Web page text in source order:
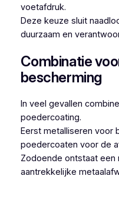
voetafdruk.
Deze keuze sluit
duurzaam en
Combinatie
bescherming
In veel gevallen
poedercoating.
Eerst metalliseren voor
poedercoaten voor de
Zodoende ontstaat een
aantrekkelijke